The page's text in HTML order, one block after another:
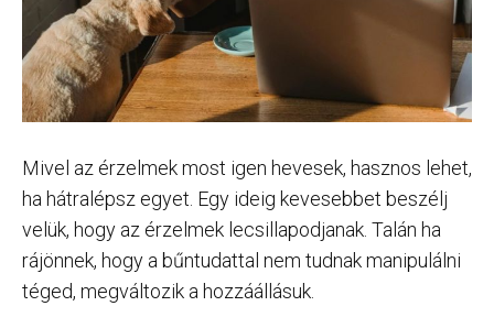
Mivel az érzelmek most igen hevesek, hasznos lehet,
ha hátralépsz egyet. Egy ideig kevesebbet beszélj
velük, hogy az érzelmek lecsillapodjanak. Talán ha
rájönnek, hogy a bűntudattal nem tudnak manipulálni
téged, megváltozik a hozzáállásuk.